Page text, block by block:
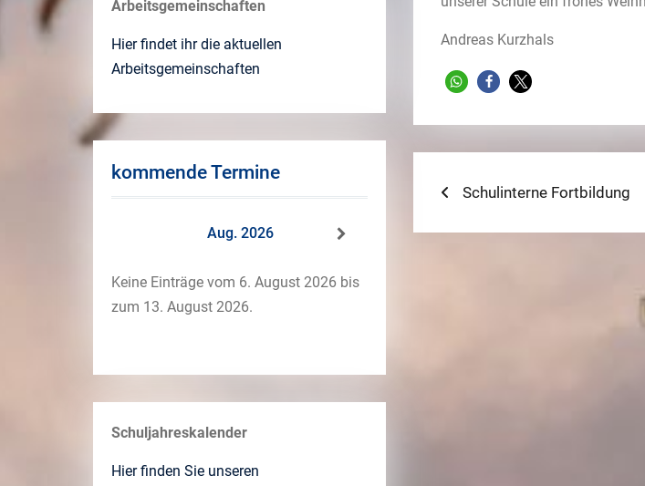
Andreas Kurzhals
Beitragsnavigation
Previous
Schulinterne Fortbildung
Arbeitsgemeinschaften
Hier findet ihr die aktuellen
Arbeitsgemeinschaften
kommende Termine
Aug. 2026
Keine Einträge vom 6. August 2026 bis
zum 13. August 2026.
Schuljahreskalender
Hier finden Sie unseren